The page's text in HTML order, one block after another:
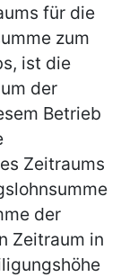
für die
zum
ist die
der
Betrieb
Zeitraums
der
Zeitraum in